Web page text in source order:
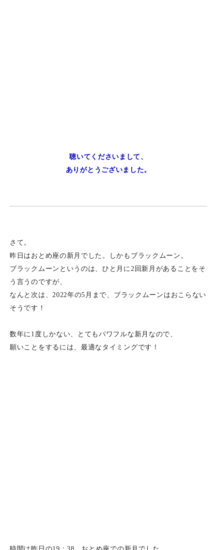
聴いてくださいまして、
ありがとうございました。
さて。
昨日はおとめ座の新月でした。しかもブラックムーン。
ブラックムーンというのは、ひと月に2回新月があることをそ
う言うのですが、
なんと次は、2022年の5月まで、ブラックムーンはおこらない
そうです！
数年に1度しかない、とてもパワフルな新月なので、
願いことをするには、最適なタイミングです！